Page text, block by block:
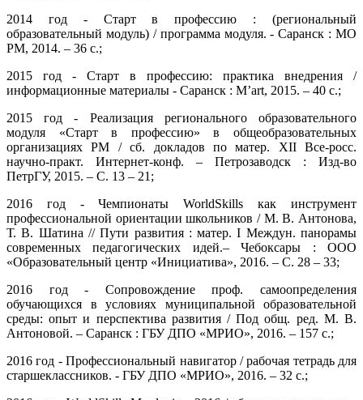
2014 год - Старт в профессию : (региональный
образовательный модуль) / программа модуля. - Саранск : МО
РМ, 2014. – 36 с.;
2015 год - Старт в профессию: практика внедрения /
информационные материалы - Саранск : М’art, 2015. – 40 с.;
2015 год - Реализация регионального образовательного
модуля «Старт в профессию» в общеобразовательных
организациях РМ / сб. докладов по матер. XII Все-росс.
научно-практ. Интернет-конф. – Петрозаводск : Изд-во
ПетрГУ, 2015. – С. 13 – 21;
2016 год - Чемпионаты WorldSkills как инструмент
профессиональной ориентации школьников / М. В. Антонова,
Т. В. Шатина // Пути развития : матер. I Междун. панорамы
современных педагогических идей.– Чебоксары : ООО
«Образовательный центр «Инициатива», 2016. – С. 28 – 33;
2016 год - Сопровождение проф. самоопределения
обучающихся в условиях муниципальной образовательной
среды: опыт и перспектива развития / Под общ. ред. М. В.
Антоновой. – Саранск : ГБУ ДПО «МРИО», 2016. – 157 с.;
2016 год - Профессиональный навигатор / рабочая тетрадь для
старшеклассников. - ГБУ ДПО «МРИО», 2016. – 32 с.;